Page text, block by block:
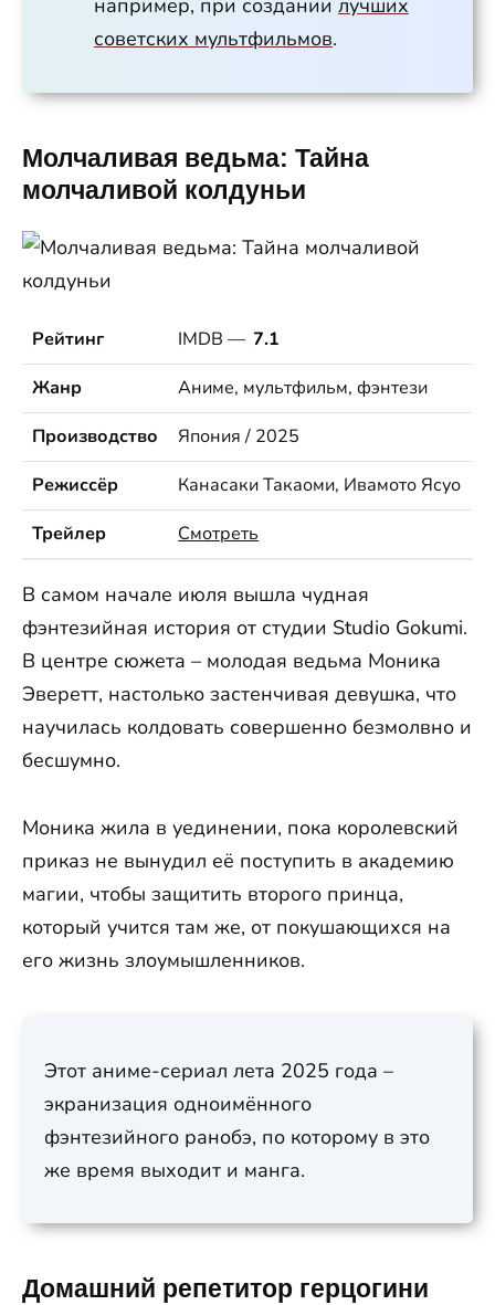
например, при создании лучших
советских мультфильмов.
Молчаливая ведьма: Тайна
молчаливой колдуньи
Рейтинг IMDB — 7.1
Жанр
Аниме, мультфильм, фэнтези
Производство
Япония / 2025
Режиссёр
Канасаки Такаоми, Ивамото Ясуо
Трейлер
Смотреть
В самом начале июля вышла чудная
фэнтезийная история от студии Studio Gokumi.
В центре сюжета – молодая ведьма Моника
Эверетт, настолько застенчивая девушка, что
научилась колдовать совершенно безмолвно и
бесшумно.
Моника жила в уединении, пока королевский
приказ не вынудил её поступить в академию
магии, чтобы защитить второго принца,
который учится там же, от покушающихся на
его жизнь злоумышленников.
Этот аниме-сериал лета 2025 года –
экранизация одноимённого
фэнтезийного ранобэ, по которому в это
же время выходит и манга.
Домашний репетитор герцогини